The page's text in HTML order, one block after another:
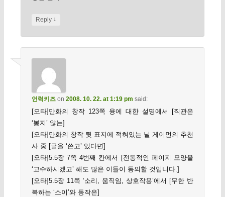
Reply ↓
언럭키즈on 2008. 10. 22. at 1:19 pm said:
[오타]만화의 창작 123쪽 융에 대한 설명에서 [직관은
‘봉지’ 않는]
[오타]만화의 창작 뒷 표지에 적혀있는 닐 게이먼의 추천
사 중 [글을 ‘쓴고’ 있다면]
[오타]5.5장 7쪽 4번째 칸에서 [전통적인 페이지 모양을
‘고수하시겠고’ 해도 많은 이들이 동의할 것입니다.]
[오타]5.5장 11쪽 ‘소리, 움직임, 상호작용’에서 [무한 반
복하는 ‘소이’와 동작은]